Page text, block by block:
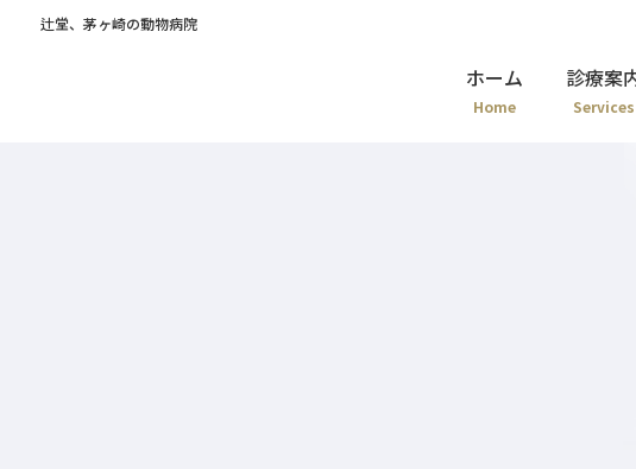
辻堂、茅ヶ崎の動物病院
ホーム
Home
診療案
Services